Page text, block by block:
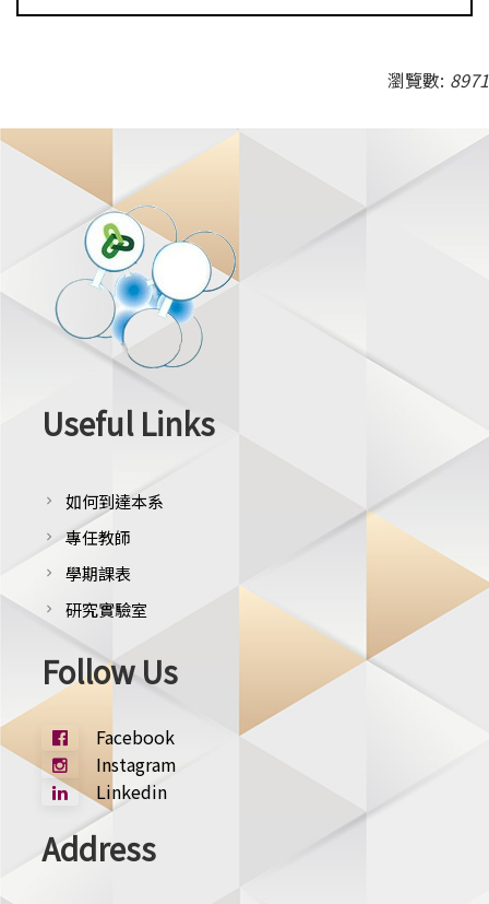
瀏覽數: 8971
Useful Links
chevron_right 如何到達本系
chevron_right 專任教師
chevron_right 學期課表
chevron_right 研究實驗室
Follow Us
Facebook
Instagram
Linkedin
Address